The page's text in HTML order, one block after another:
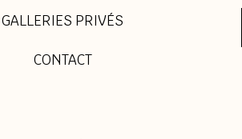
GALLERIES PRIVÉS
CONTACT